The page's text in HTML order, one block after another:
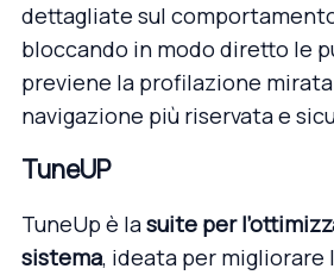
dettagliate sul
bloccando in modo diretto le
previene la profilazione
navigazione più riservata e
TuneUP
TuneUp è lasuite per
sistema, ideata per